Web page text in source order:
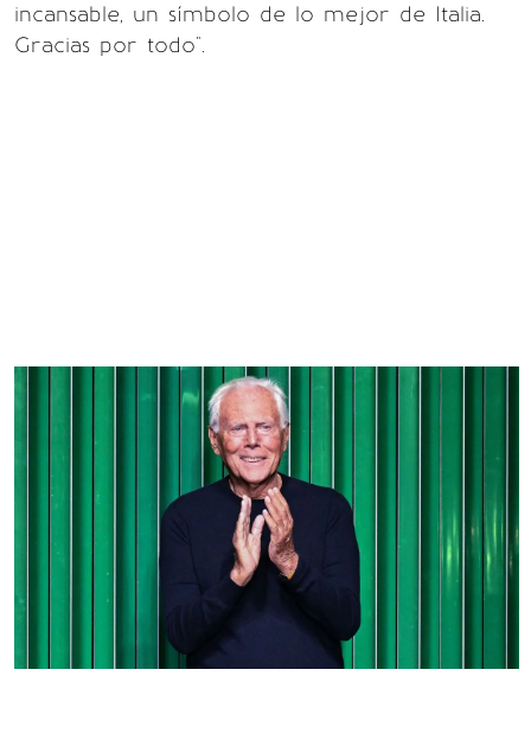
incansable, un símbolo de lo mejor de Italia.
Gracias por todo".